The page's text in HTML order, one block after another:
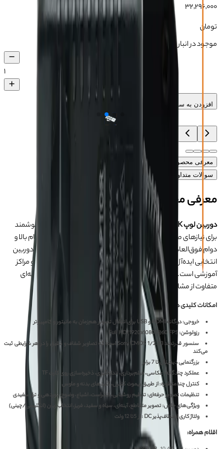
۳۲٬۲۹۶٬۰۰۰
تومان
موجود در انبار
۱
افزودن به سبد خرید
معرفی محصول ویژگی‌های محصول
سوالات متداول محصول
معرفی محصول
دوربین لوپ HERO HR-10 4K
ترکیبی از کیفیت، دقت و عملکرد هوشمند
برای نیازهای صنعتی و تخصصی بدنه‌ی آلومینیومی مقاوم، استحکام بالا و
دوام فوق‌العاده‌ای را برای استفاده طولانی‌مدت تضمین می‌کند.این دوربین
انتخابی ایده‌آل برای آزمایشگاه‌ها، کارگاه‌های صنعتی، تولید محتوا و مراکز
آموزشی است. با عملکرد چندگانه و کیفیت تصویری خیره‌کننده، تجربه‌ای
متفاوت از مشاهده و ثبت جزئیات خواهید داشت.
امکانات کلیدی دوربین لوپ HERO HR-10 4K:
خروجی: دوگانه HDMI و USB برای انتقال تصویر هم‌زمان به مانیتور و کامپیوتر
رزولوشن: Full HD (1920x1080)@60 FPS
سنسور قدرتمند Sony CMOS 1/2.33 است که تصاویر شفاف و دقیق را در هر شرایطی ثبت
می‌کند
بزرگنمایی دیجیتال تا 7 برابر
عملکرد چندگانه: عکاسی، فیلم‌برداری، اندازه‌گیری، ذخیره‌سازی روی کارت TF
کنترل چندمنظوره: از طریق ریموت کنترل، کلیدهای بدنه و ماوس
تنظیمات تصویر حرفه‌ای: تنظیم روشنایی، کنتراست، اشباع، وضوح، نوردهی و تراز سفیدی
ویژگی‌های خاص: تصویر متقاطع، آینه‌ای، سیاه و سفید، فریز، انتخاب زبان (انگلیسی/چینی)
ولتاژ کاری انعطاف‌پذیر DC : از 5تا 12 ولت
اقلام همراه: